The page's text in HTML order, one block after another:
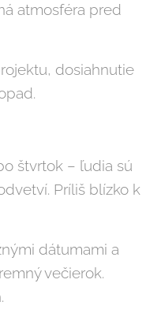
atmosféra pred
dosiahnutie
štvrtok – ľudia sú
Príliš blízko k
dátumami a
večierok.